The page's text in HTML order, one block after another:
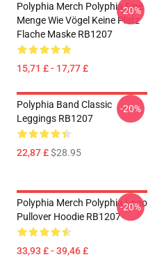
Polyphia Merch Polyphia Eine
Menge Wie Vögel Keine Platz
Flache Maske RB1207
15,71 £ - 17,77 £
-20%
Polyphia Band Classic
Leggings RB1207
22,87 £$28.95
-20%
Polyphia Merch Polyphia Logo
Pullover Hoodie RB1207
33,93 £ - 39,46 £
-20%